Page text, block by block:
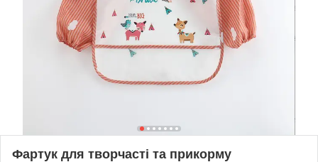
Фартук для творчасті та прикорму